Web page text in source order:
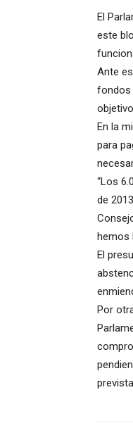
El
este
Ante
fondos
En la
para
“Los
de
hemos
El
Por